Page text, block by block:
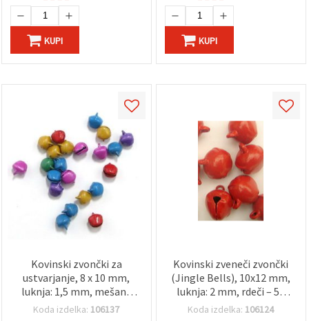
KUPI KUPI
Kovinski zvončki za
ustvarjanje, 8 x 10 mm,
luknja: 1,5 mm, mešane
barve – 50 kosov
Koda izdelka: 106137
Kovinski zveneči zvončki
(Jingle Bells), 10x12 mm,
luknja: 2 mm, rdeči – 50
kosov, DIY dodatki za
Koda izdelka: 106124